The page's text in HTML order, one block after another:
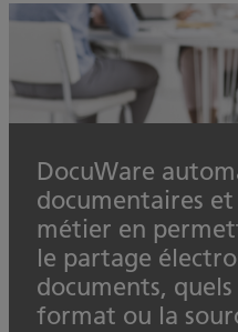
DocuWare
documentaires et
métier en
le partage
documents,
format ou la